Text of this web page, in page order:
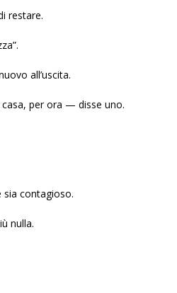
restare.
all’uscita.
per ora — disse uno.
contagioso.
nulla.